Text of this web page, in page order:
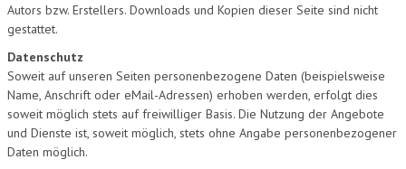
Autors bzw. Erstellers. Downloads und Kopien dieser Seite sind nicht
gestattet.
Datenschutz
Soweit auf unseren Seiten personenbezogene Daten (beispielsweise
Name, Anschrift oder eMail-Adressen) erhoben werden, erfolgt dies
soweit möglich stets auf freiwilliger Basis. Die Nutzung der Angebote
und Dienste ist, soweit möglich, stets ohne Angabe personenbezogener
Daten möglich.